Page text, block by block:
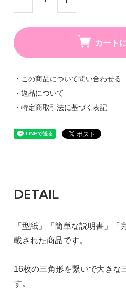
カート
・この商品について問い合わせる
・返品について
・特定商取引法に基づく表記
DETAIL
「型紙」「簡単な説明書」「
載された商品です。
16枚の三角形を繋いで大きな
す。